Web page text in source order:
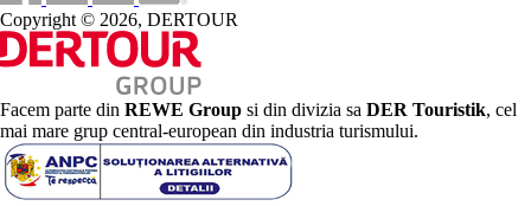
Copyright © 2026, DERTOUR
Facem parte din REWE Group si din divizia sa DER Touristik, cel
mai mare grup central-european din industria turismului.